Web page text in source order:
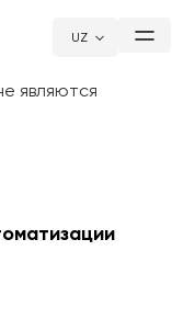
UZ
являются